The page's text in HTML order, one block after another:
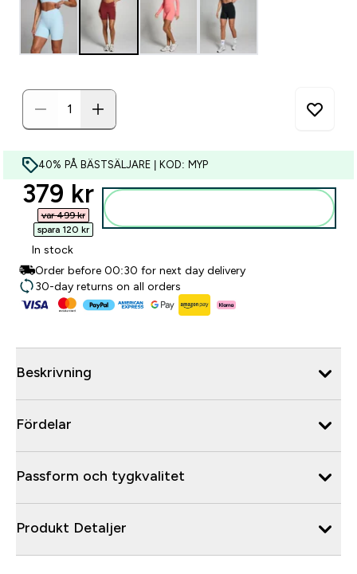
40% PÅ BÄSTSÄLJARE | KOD: MYP
discounted price
379 kr‎
var 499 kr‎
spara 120 kr‎
In stock
Order before 00:30 for next day delivery
30-day returns on all orders
Beskrivning
Fördelar
Passform och tygkvalitet
Produkt Detaljer